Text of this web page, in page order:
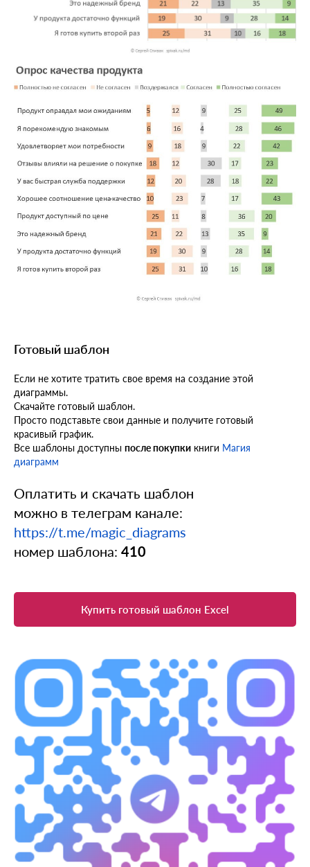
Готовый шаблон
Если не хотите тратить свое время на создание этой
диаграммы.
Скачайте готовый шаблон.
Просто подставьте свои данные и получите готовый
красивый график.
Все шаблоны доступны после покупки книги Магия
диаграмм
Оплатить и скачать шаблон
можно в телеграм канале:
https://t.me/magic_diagrams
номер шаблона: 410
Купить готовый шаблон Excel